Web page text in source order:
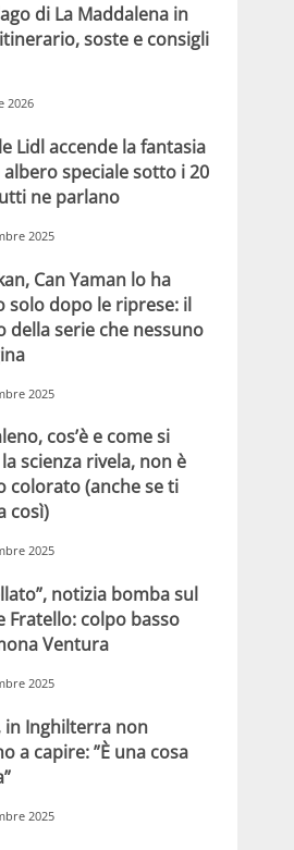
di La Maddalena in
soste e consigli
2026
Lidl accende la fantasia
speciale sotto i 20
ne parlano
2025
Can Yaman lo ha
solo dopo le riprese: il
della serie che nessuno
2025
cos’è e come si
scienza rivela, non è
colorato (anche se ti
così)
2025
notizia bomba sul
Fratello: colpo basso
Ventura
2025
in Inghilterra non
a capire: ”È una cosa
2025